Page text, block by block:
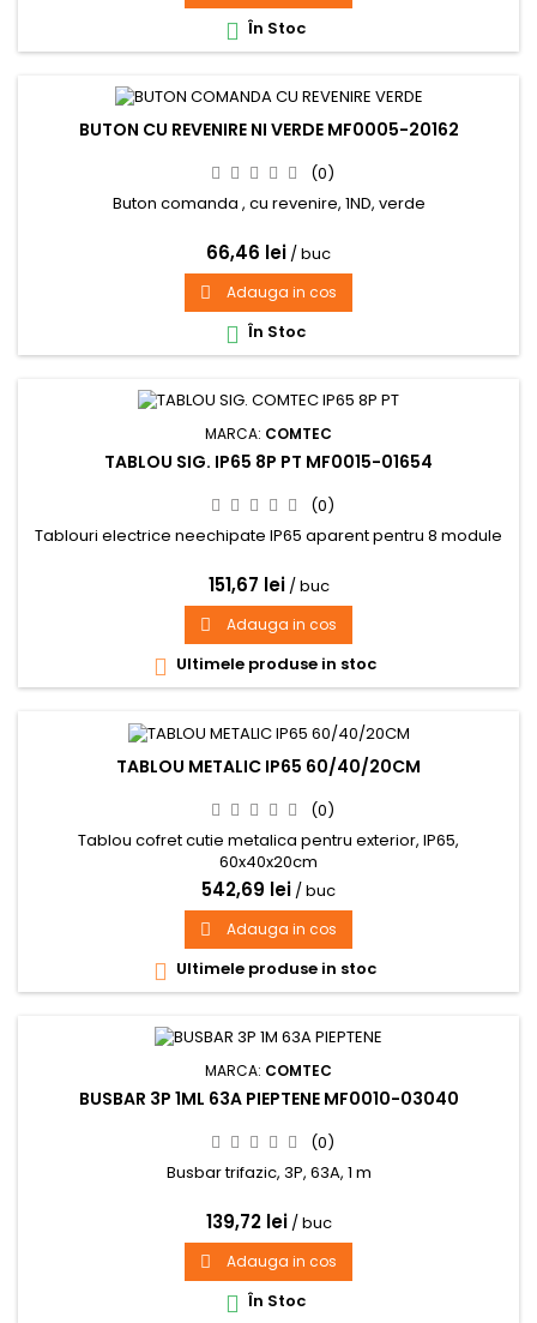
 În Stoc
BUTON CU REVENIRE NI VERDE MF0005-20162
(0)
Buton comanda , cu revenire, 1ND, verde
66,46 lei / buc
 Adauga in cos
 În Stoc
MARCA: COMTEC
TABLOU SIG. IP65 8P PT MF0015-01654
(0)
Tablouri electrice neechipate IP65 aparent pentru 8 module
151,67 lei / buc
 Adauga in cos
 Ultimele produse in stoc
TABLOU METALIC IP65 60/40/20CM
(0)
Tablou cofret cutie metalica pentru exterior, IP65,
60x40x20cm
542,69 lei / buc
 Adauga in cos
 Ultimele produse in stoc
MARCA: COMTEC
BUSBAR 3P 1ML 63A PIEPTENE MF0010-03040
(0)
Busbar trifazic, 3P, 63A, 1 m
139,72 lei / buc
 Adauga in cos
 În Stoc